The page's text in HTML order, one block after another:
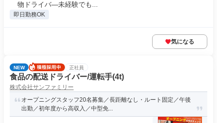
物ドライバ―未経験でも...
即日勤務OK
気になる
NEW 正社員
食品の配送ドライバー/運転手(4t)
株式会社サンファミリー
オープニングスタッフ20名募集／長距離なし・ルート固定／午後
出勤／初年度から高収入／中型免...